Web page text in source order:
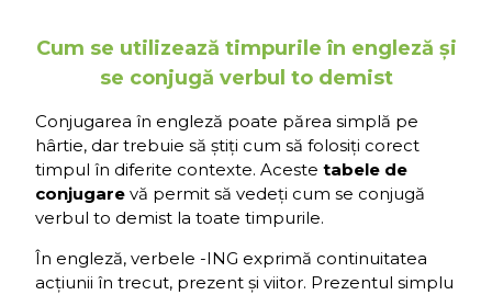
Cum se utilizează timpurile în engleză și
se conjugă verbul to demist
Conjugarea în engleză poate părea simplă pe
hârtie, dar trebuie să știți cum să folosiți corect
timpul în diferite contexte. Aceste tabele de
conjugare vă permit să vedeți cum se conjugă
verbul to demist la toate timpurile.
În engleză, verbele -ING exprimă continuitatea
acțiunii în trecut, prezent și viitor. Prezentul simplu